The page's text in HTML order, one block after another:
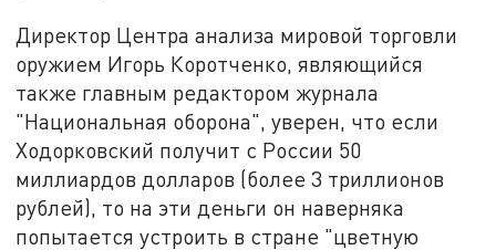
Директор Центра анализа мировой торговли
оружием Игорь Коротченко, являющийся
также главным редактором журнала
"Национальная оборона", уверен, что если
Ходорковский получит с России 50
миллиардов долларов (более 3 триллионов
рублей), то на эти деньги он наверняка
попытается устроить в стране "цветную